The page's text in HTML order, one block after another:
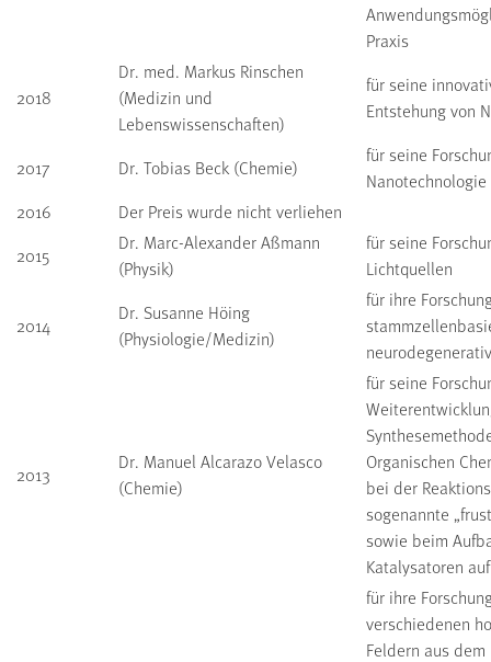
Praxis
2018
Dr. med. Markus Rinschen
(Medizin und
Lebenswissenschaften)
für seine
Entstehung von
2017 Dr. Tobias Beck (Chemie)
für seine
Nanotechnologie
2016
Der Preis wurde nicht verliehen
2015
Dr. Marc-Alexander Aßmann
(Physik)
für seine
Lichtquellen
2014
Dr. Susanne Höing
(Physiologie/Medizin)
für ihre
2013
Dr. Manuel Alcarazo Velasco
(Chemie)
für seine
Organischen
bei der
sogenannte
sowie beim
Katalysatoren
für ihre
verschiedenen
Feldern aus